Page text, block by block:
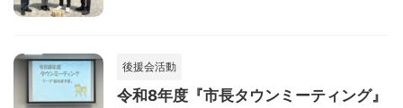
後援会活動
令和8年度『市長タウンミーティング』